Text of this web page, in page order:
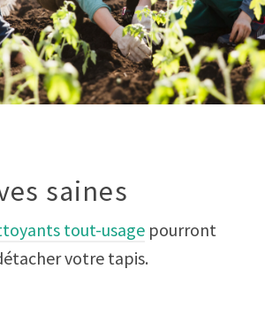
saines
tout-usage pourront
votre tapis.